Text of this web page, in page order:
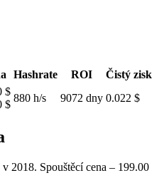
Hashrate ROI Čistý zisk
$
$
880 h/s 9072 dny 0.022 $
2018. Spouštěcí cena – 199.00